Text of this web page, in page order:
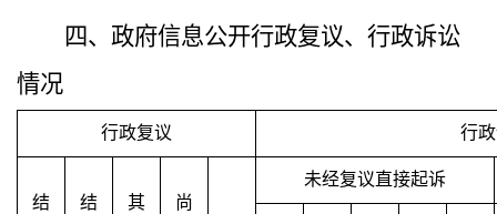
四、 政府信息公开行政复议、行政诉讼
情况
行政复议 行
结 结 其 尚
未经复议直接起诉